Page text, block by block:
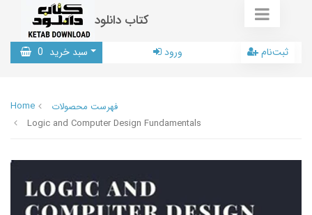
کتاب دانلود
سبد خرید 0 ورود ثبت‌نام
Home
فهرست محصولات
Logic and Computer Design Fundamentals